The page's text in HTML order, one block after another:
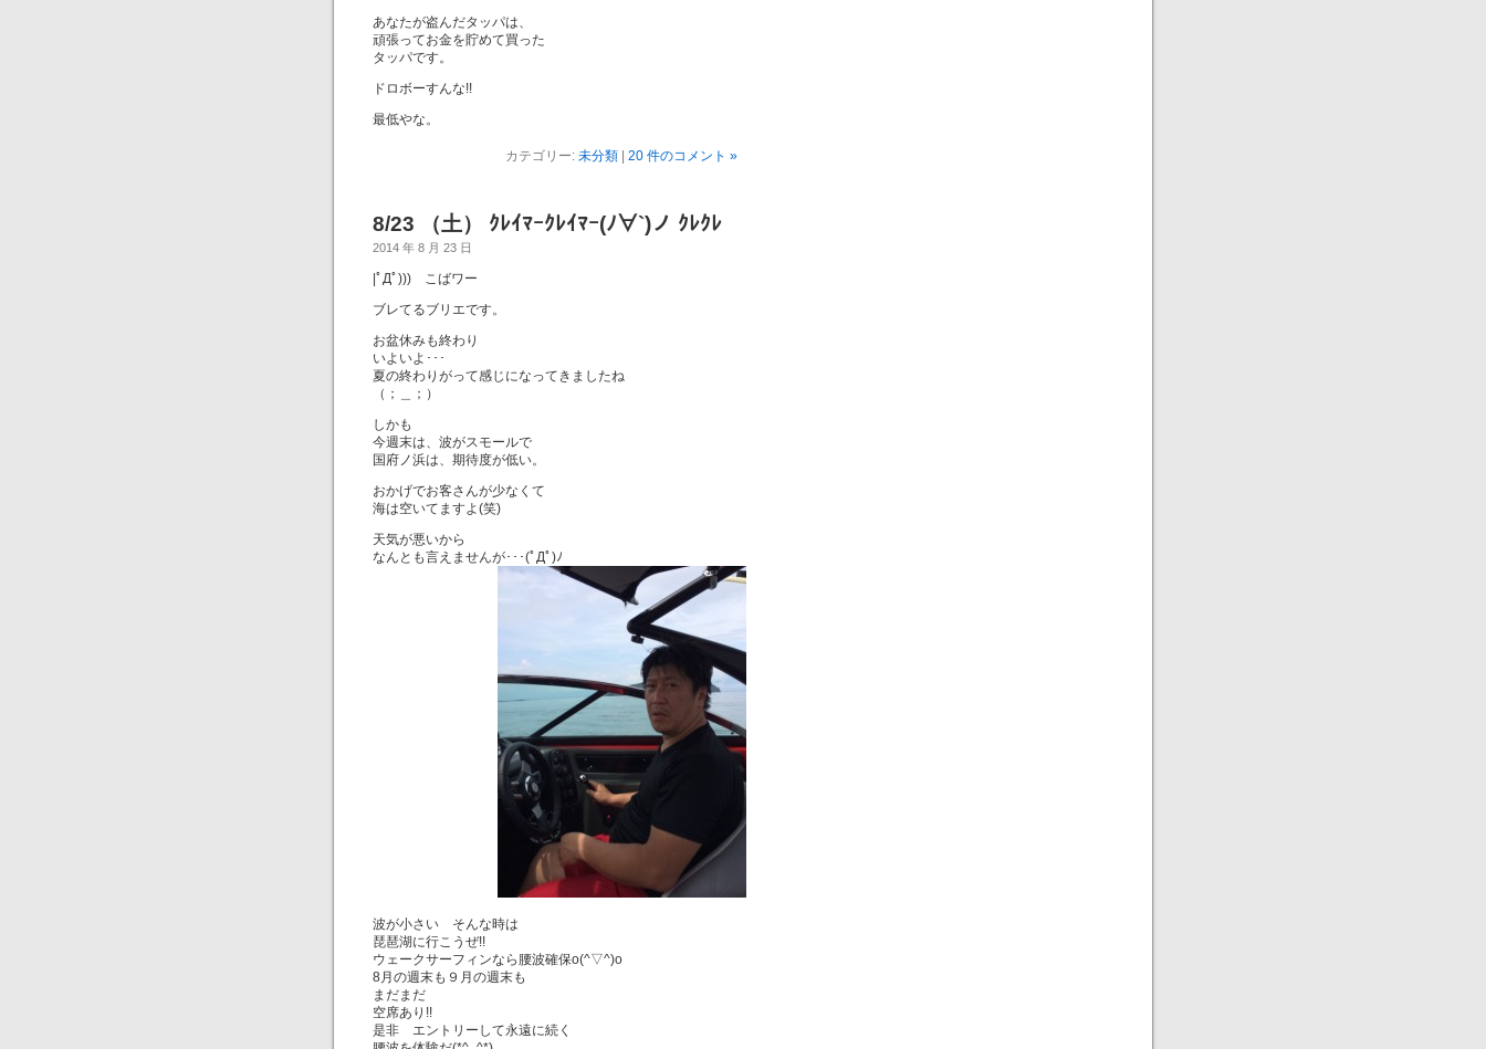
あなたが盗んだタッパは、
頑張ってお金を貯めて買った
タッパです。
ドロボーすんな!!
最低やな。
カテゴリー: 未分類 20 件のコメント »
8/23 （土） ｸﾚｲﾏｰｸﾚｲﾏｰ(ﾉ∀`)ノ ｸﾚｸﾚ
2014 年 8 月 23 日
|ﾟДﾟ))) こばワー
ブレてるブリエです。
お盆休みも終わり
いよいよ･･･
夏の終わりがって感じになってきましたね
（；＿；）
しかも
今週末は、波がスモールで
国府ノ浜は、期待度が低い。
おかげでお客さんが少なくて
海は空いてますよ(笑)
天気が悪いから
なんとも言えませんが･･･(ﾟДﾟ)ﾉ
波が小さい そんな時は
琵琶湖に行こうぜ!!
ウェークサーフィンなら腰波確保o(^▽^)o
8月の週末も９月の週末も
まだまだ
空席あり!!
是非 エントリーして永遠に続く